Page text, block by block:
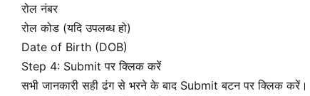
रोल नंबर
रोल कोड (यदि उपलब्ध हो)
Date of Birth (DOB)
Step 4: Submit पर क्लिक करें
सभी जानकारी सही ढंग से भरने के बाद Submit बटन पर क्लिक करें।